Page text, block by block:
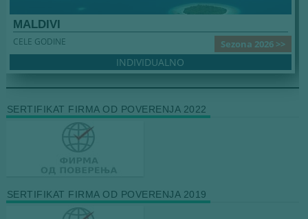
MALDIVI
Sezona 2026 >>
CELE GODINE
INDIVIDUALNO
SERTIFIKAT FIRMA OD POVERENJA 2022
SERTIFIKAT FIRMA OD POVERENJA 2019